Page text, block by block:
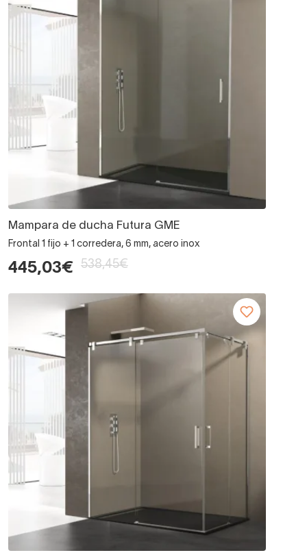
Mampara de ducha Futura GME
Frontal 1 fijo + 1 corredera, 6 mm, acero inox
445,03€ 538,45€